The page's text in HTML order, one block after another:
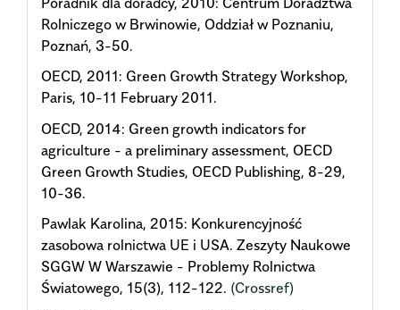
Rolniczego w Brwinowie, Oddział w Poznaniu,
Poznań, 3-50.
OECD, 2011: Green Growth Strategy Workshop,
Paris, 10-11 February 2011.
OECD, 2014: Green growth indicators for
agriculture - a preliminary assessment, OECD
Green Growth Studies, OECD Publishing, 8-29,
10-36.
Pawlak Karolina, 2015: Konkurencyjność
zasobowa rolnictwa UE i USA. Zeszyty Naukowe
SGGW W Warszawie - Problemy Rolnictwa
Światowego, 15(3), 112-122. (Crossref)